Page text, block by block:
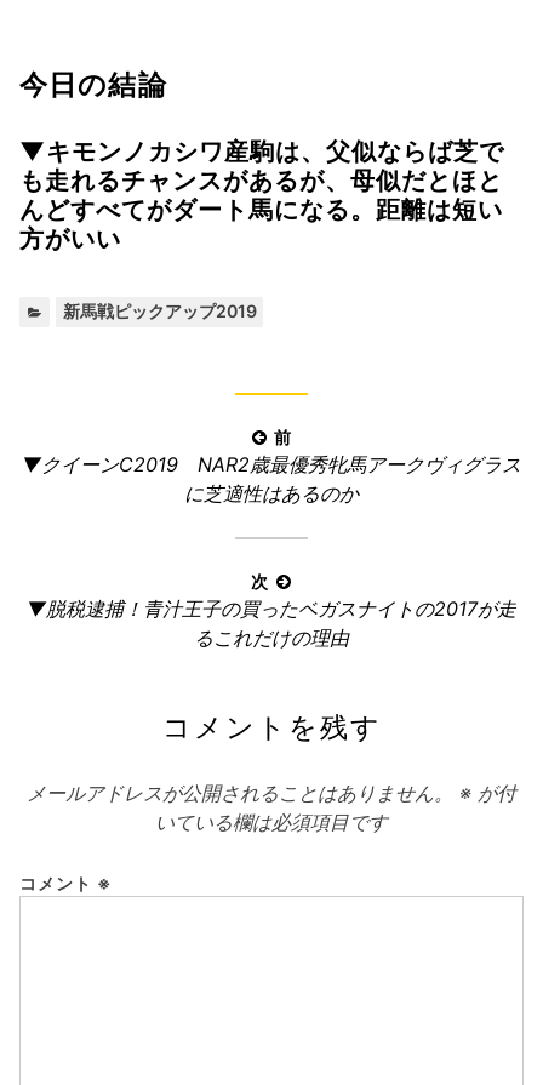
今日の結論
▼キモンノカシワ産駒は、父似ならば芝で
も走れるチャンスがあるが、母似だとほと
んどすべてがダート馬になる。距離は短い
方がいい
新馬戦ピックアップ2019
稿
ー
前
前
▼クイーンC2019 NAR2歳最優秀牝馬アークヴィグラス
に芝適性はあるのか
次
次
▼脱税逮捕！青汁王子の買ったベガスナイトの2017が走
るこれだけの理由
コメントを残す
メールアドレスが公開されることはありません。 ※ が付
いている欄は必須項目です
コメント ※